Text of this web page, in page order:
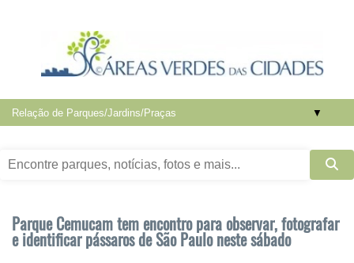
▼
Parque Cemucam tem encontro para observar, fotografar
e identificar pássaros de São Paulo neste sábado